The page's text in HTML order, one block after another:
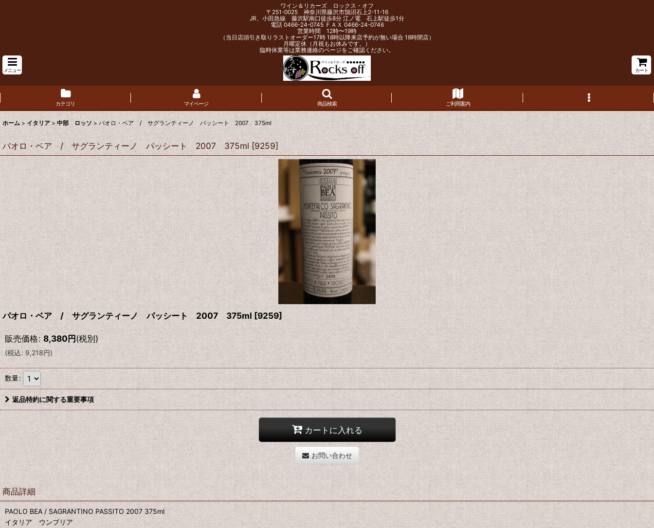
ワイン＆リカーズ ロックス・オフ
〒251-0025 神奈川県藤沢市鵠沼石上2-11-16
JR、小田急線 藤沢駅南口徒歩8分 江ノ電 石上駅徒歩1分
電話 0466-24-0745 ＦＡＸ 0466-24-0746
営業時間 12時〜19時
（当日店頭引き取りラストオーダー17時 18時以降来店予約が無い場合 18時閉店）
月曜定休（月祝もお休みです。）
臨時休業等は業務連絡のページをご確認ください。
メニュー カート
カテゴリ マイページ 商品検索 ご利用案内
ホーム > イタリア > 中部 ロッソ > パオロ・ベア / サグランティーノ パッシート 2007 375ml
パオロ・ベア / サグランティーノ パッシート 2007 375ml [9259]
パオロ・ベア / サグランティーノ パッシート 2007 375ml [9259]
販売価格: 8,380円(税別)
(税込: 9,218円)
数量:
返品特約に関する重要事項
カートに入れる
お問い合わせ
商品詳細
PAOLO BEA / SAGRANTINO PASSITO 2007 375ml
イタリア ウンブリア